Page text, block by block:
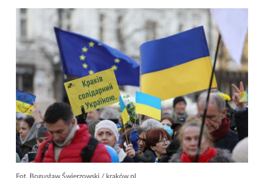
Fot. Bogusław Świerzowski / kraków.pl